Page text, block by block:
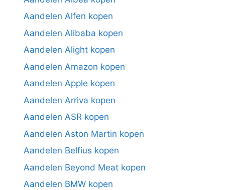
Aandelen Alfen kopen
Aandelen Alibaba kopen
Aandelen Alight kopen
Aandelen Amazon kopen
Aandelen Apple kopen
Aandelen Arriva kopen
Aandelen ASR kopen
Aandelen Aston Martin kopen
Aandelen Belfius kopen
Aandelen Beyond Meat kopen
Aandelen BMW kopen